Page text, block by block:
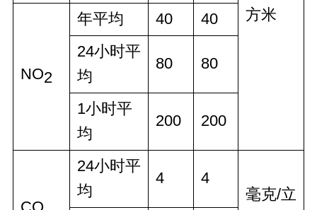
方米
NO2
年平均 40
40
24小时平
均
80 80
1小时平
均
200 200
24小时平
均
4
4
毫克/立